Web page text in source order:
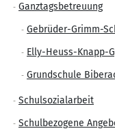
Ganztagsbetreuung
Gebrüder-Grimm-
Elly-Heuss-Knapp-
Grundschule
Schulsozialarbeit
Schulbezogene